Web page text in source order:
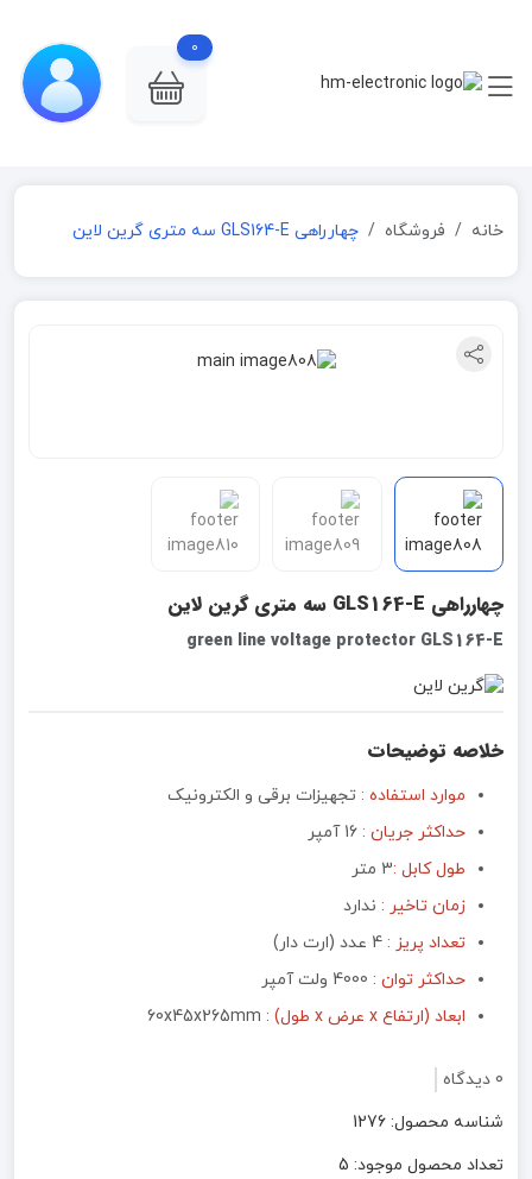
0
خانه فروشگاه چهارراهی GLS164-E سه متری گرین لاین
چهارراهی GLS164-E سه متری گرین لاین
green line voltage protector GLS164-E
خلاصه توضیحات
موارد استفاده : تجهیزات برقی و الکترونیک
حداکثر جریان : 16 آمپر
طول کابل :3 متر
زمان تاخیر : ندارد
تعداد پریز : 4 عدد (ارت دار)
حداکثر توان : 4000 ولت آمپر
ابعاد (ارتفاع x عرض x طول) :
60x45x265mm
0 دیدگاه
شناسه محصول: 1276
تعداد محصول موجود: 5